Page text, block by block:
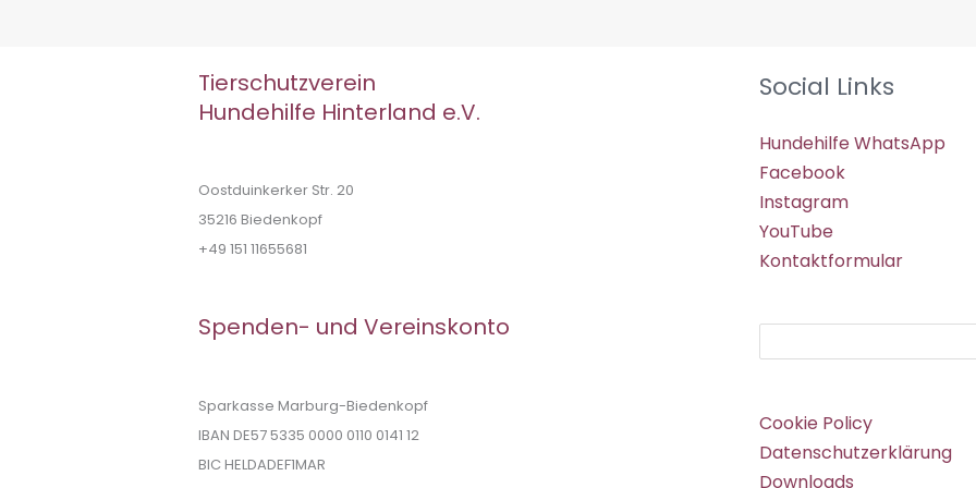
Tierschutzverein
Hundehilfe Hinterland e.V.
Oostduinkerker Str. 20
35216 Biedenkopf
+49 151 11655681
Spenden- und Vereinskonto
Sparkasse Marburg-Biedenkopf
IBAN DE57 5335 0000 0110 0141 12
BIC HELDADEF1MAR
Social Links
Hundehilfe WhatsApp
Facebook
Instagram
YouTube
Kontaktformular
Cookie Policy
Datenschutzerklärung
Downloads